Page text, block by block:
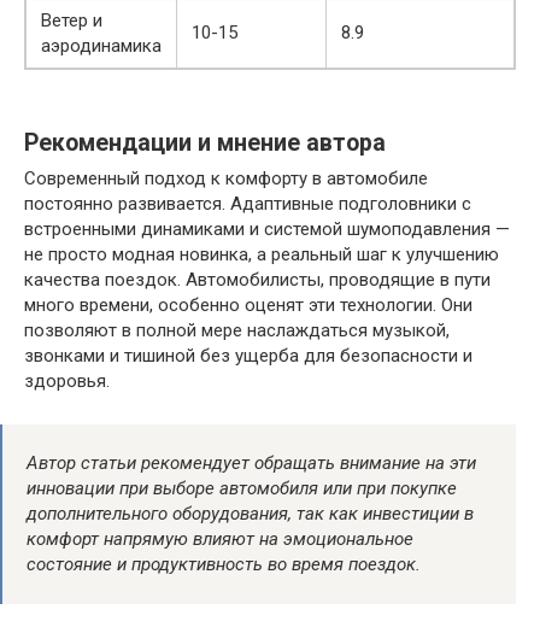
Ветер и
аэродинамика
10-15 8.9
Рекомендации и мнение автора
Современный подход к комфорту в автомобиле
постоянно развивается. Адаптивные подголовники с
встроенными динамиками и системой шумоподавления —
не просто модная новинка, а реальный шаг к улучшению
качества поездок. Автомобилисты, проводящие в пути
много времени, особенно оценят эти технологии. Они
позволяют в полной мере наслаждаться музыкой,
звонками и тишиной без ущерба для безопасности и
здоровья.
Автор статьи рекомендует обращать внимание на эти
инновации при выборе автомобиля или при покупке
дополнительного оборудования, так как инвестиции в
комфорт напрямую влияют на эмоциональное
состояние и продуктивность во время поездок.